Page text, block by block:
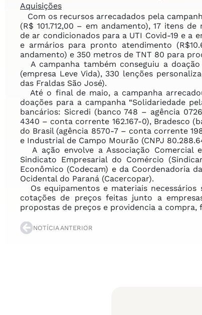
Aquisições
Com os recursos arrecadados pela
(R$ 101.712,00 – em andamento), 17 itens
de ar condicionados para a UTI Covid-19 e a
e armários para pronto atendimento
andamento) e 350 metros de TNT 80 para
A campanha também conseguiu a
(empresa Leve Vida), 330 lenções
das Fraldas São José).
Até o final de maio, a campanha
doações para a campanha “Solidariedade
bancários: Sicredi (banco 748 – agência
4340 – conta corrente 162.167-0), Bradesco
do Brasil (agência 8570-7 – conta corrente
e Industrial de Campo Mourão (CNPJ
A ação envolve a Associação Comercial
Sindicato Empresarial do Comércio
Econômico (Codecam) e da Coordenadoria
Ocidental do Paraná (Cacercopar).
Os equipamentos e materiais necessários
cotações de preços feitas junto a
propostas de preços e providencia a compra,
NOTÍCIA ANTERIOR